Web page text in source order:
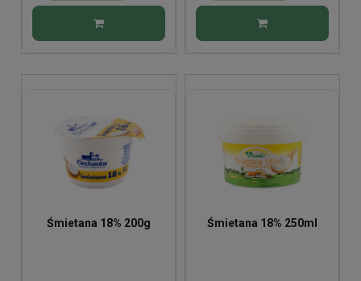
Śmietana 18% 200g Śmietana 18% 250ml